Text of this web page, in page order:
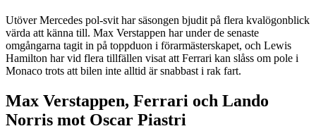
Utöver Mercedes pol-svit har säsongen bjudit på flera kvalögonblick
värda att känna till. Max Verstappen har under de senaste
omgångarna tagit in på toppduon i förarmästerskapet, och Lewis
Hamilton har vid flera tillfällen visat att Ferrari kan slåss om pole i
Monaco trots att bilen inte alltid är snabbast i rak fart.
Max Verstappen, Ferrari och Lando
Norris mot Oscar Piastri